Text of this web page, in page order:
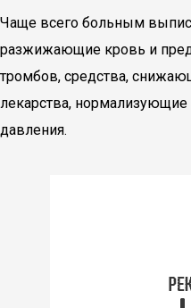
Чаще всего больным
разжижающие кровь и
тромбов, средства,
лекарства, нормализующие
давления.